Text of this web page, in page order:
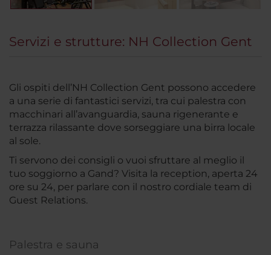
Servizi e strutture: NH Collection Gent
Gli ospiti dell’NH Collection Gent possono accedere
a una serie di fantastici servizi, tra cui palestra con
macchinari all’avanguardia, sauna rigenerante e
terrazza rilassante dove sorseggiare una birra locale
al sole.
Ti servono dei consigli o vuoi sfruttare al meglio il
tuo soggiorno a Gand? Visita la reception, aperta 24
ore su 24, per parlare con il nostro cordiale team di
Guest Relations.
Palestra e sauna